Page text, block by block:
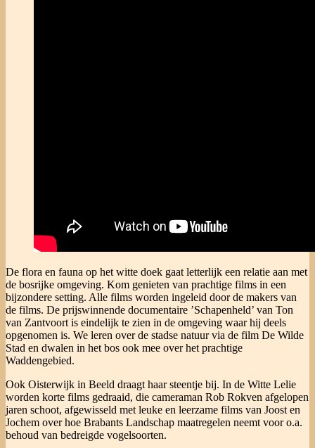
De flora en fauna op het witte doek gaat letterlijk een relatie aan met
de bosrijke omgeving. Kom genieten van prachtige films in een
bijzondere setting. Alle films worden ingeleid door de makers van
de films. De prijswinnende documentaire ’Schapenheld’ van Ton
van Zantvoort is eindelijk te zien in de omgeving waar hij deels
opgenomen is. We leren over de stadse natuur via de film De Wilde
Stad en dwalen in het bos ook mee over het prachtige
Waddengebied.
Ook Oisterwijk in Beeld draagt haar steentje bij. In de Witte Lelie
worden korte films gedraaid, die cameraman Rob Rokven afgelopen
jaren schoot, afgewisseld met leuke en leerzame films van Joost en
Jochem over hoe Brabants Landschap maatregelen neemt voor o.a.
behoud van bedreigde vogelsoorten.